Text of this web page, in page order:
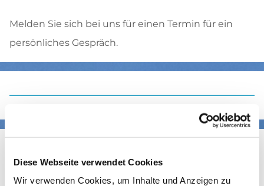
Diese Webseite verwendet Cookies
Wir verwenden Cookies, um Inhalte und Anzeigen zu
Melden Sie sich bei uns für einen Termin für ein
persönliches Gespräch.
Bei einer Beerdigung nehmen Menschen Abschied